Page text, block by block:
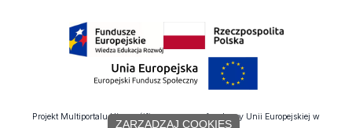
Projekt Multiportalu UŁ współfinansowany z funduszy Unii Europejskiej w
ZARZĄDZAJ COOKIES